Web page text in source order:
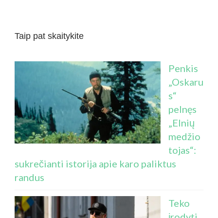
Taip pat skaitykite
Penkis
„Oskaru
s“
pelnęs
„Elnių
medžio
tojas“:
sukrečianti istorija apie karo paliktus
randus
Teko